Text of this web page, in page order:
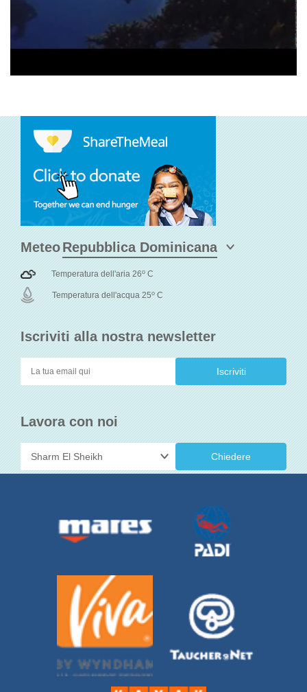
Iscriviti alla nostra newsletter
Lavora con noi
Chiedere
Meteo
Temperatura dell'aria 26o C
Temperatura dell'acqua 25o C